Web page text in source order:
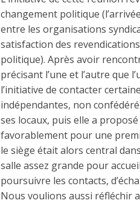
changement politique
entre les organisations
satisfaction des
politique). Après avoir
précisant l’une et l’autre que
l’initiative de contacter
indépendantes, non
ses locaux, puis elle a
favorablement pour une
le siège était alors central
salle assez grande pour
poursuivre les contacts,
Nous voulions aussi réfléchir